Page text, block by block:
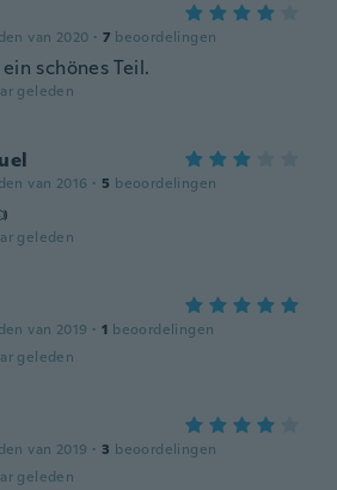
van 2020 · 7 beoordelingen
schönes Teil.
geleden
van 2016 · 5 beoordelingen
geleden
van 2019 · 1 beoordelingen
geleden
van 2019 · 3 beoordelingen
geleden